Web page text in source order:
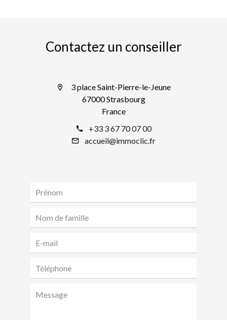
Contactez un conseiller
3 place Saint-Pierre-le-Jeune
67000 Strasbourg
France
+33 3 67 70 07 00
accueil@immoclic.fr